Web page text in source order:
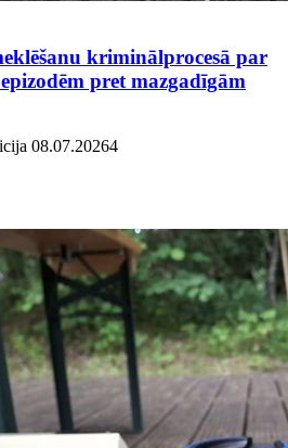
kriminālprocesā par
pret mazgadīgām
08.07.20264